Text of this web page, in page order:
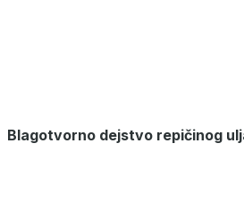
Blagotvorno dejstvo repičinog